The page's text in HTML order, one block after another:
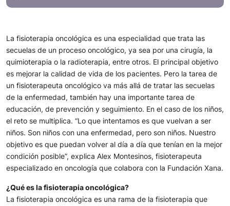
La fisioterapia oncológica es una especialidad que trata las
secuelas de un proceso oncológico, ya sea por una cirugía, la
quimioterapia o la radioterapia, entre otros. El principal objetivo
es mejorar la calidad de vida de los pacientes. Pero la tarea de
un fisioterapeuta oncológico va más allá de tratar las secuelas
de la enfermedad, también hay una importante tarea de
educación, de prevención y seguimiento. En el caso de los niños,
el reto se multiplica. “Lo que intentamos es que vuelvan a ser
niños. Son niños con una enfermedad, pero son niños. Nuestro
objetivo es que puedan volver al día a día que tenían en la mejor
condición posible”, explica Alex Montesinos, fisioterapeuta
especializado en oncología que colabora con la Fundación Xana.
¿Qué es la fisioterapia oncológica?
La fisioterapia oncológica es una rama de la fisioterapia que